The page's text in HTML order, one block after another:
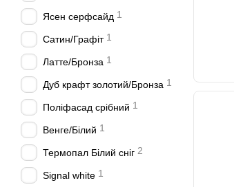
Ясен серфсайд 1
Сатин/Графіт 1
Латте/Бронза 1
Дуб крафт золотий/Бронза 1
Поліфасад срібний 1
Венге/Білий 1
Термопал Білий сніг 2
Signal white 1